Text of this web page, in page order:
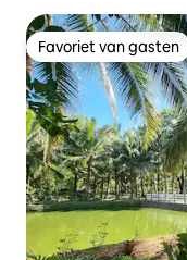
Favoriet van gasten
Favoriet van gasten